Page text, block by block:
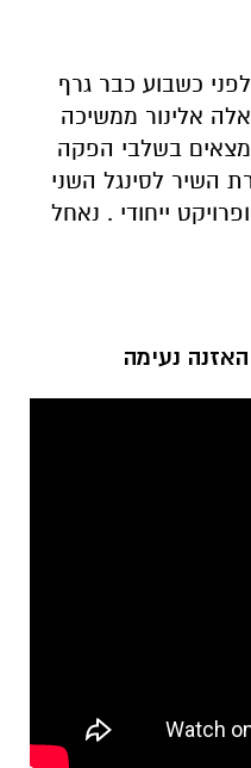
כשבוע כבר גרף
אלינור ממשיכה
בשלבי הפקה
השיר לסינגל השני
ייחודי . נאחל
נעימה